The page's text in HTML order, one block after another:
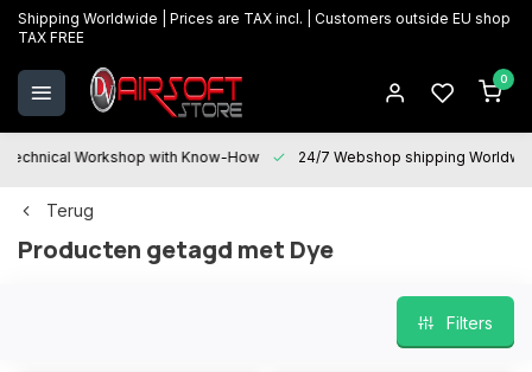
Shipping Worldwide | Prices are TAX incl. | Customers outside EU shop
TAX FREE
0
Technical Workshop with Know-How 24/7 Webshop shipping
Terug
Producten getagd met Dye
Filters